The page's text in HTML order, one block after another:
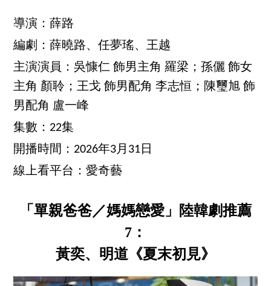
導演：薛路
編劇：薛曉路、任夢瑤、王越
主演演員：吳慷仁 飾男主角 羅梁；孫儷 飾女
主角 顏聆；王戈 飾男配角 李志恒；陳璽旭 飾
男配角 盧一峰
集數：22集
開播時間：2026年3月31日
線上看平台：愛奇藝
「單親爸爸／媽媽戀愛」陸韓劇推薦
7：
黃奕、明道《夏末初見》